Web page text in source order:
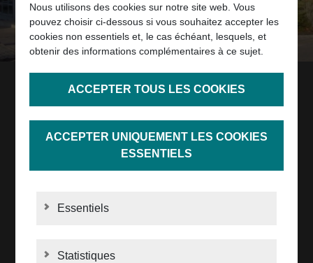
JUSQU’À AUJOURD’HUI
Historique de l’entreprise
avec des solutions intelligentes et intuitives.
NOTRE HISTOIRE
Nous utilisons des cookies sur notre site web. Vous
pouvez choisir ci-dessous si vous souhaitez accepter les
cookies non essentiels et, le cas échéant, lesquels, et
obtenir des informations complémentaires à ce sujet.
ACCEPTER TOUS LES COOKIES
ACCEPTER UNIQUEMENT LES COOKIES
ESSENTIELS
Essentiels
Statistiques